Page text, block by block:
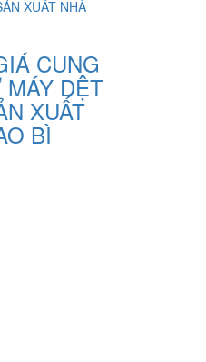
CUNG
MÁY DỆT
XUẤT
BÌ